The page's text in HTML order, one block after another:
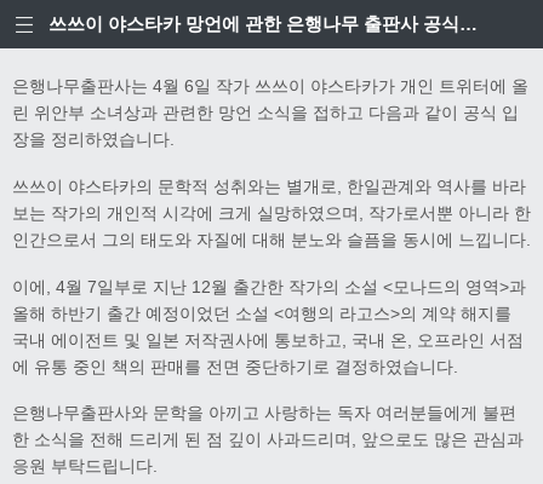
쓰쓰이 야스타카 망언에 관한 은행나무 출판사 공식입장
은행나무출판사는 4월 6일 작가 쓰쓰이 야스타카가 개인 트위터에 올
린 위안부 소녀상과 관련한 망언 소식을 접하고 다음과 같이 공식 입
장을 정리하였습니다.
쓰쓰이 야스타카의 문학적 성취와는 별개로, 한일관계와 역사를 바라
보는 작가의 개인적 시각에 크게 실망하였으며, 작가로서뿐 아니라 한
인간으로서 그의 태도와 자질에 대해 분노와 슬픔을 동시에 느낍니다.
이에, 4월 7일부로 지난 12월 출간한 작가의 소설 <모나드의 영역>과
올해 하반기 출간 예정이었던 소설 <여행의 라고스>의 계약 해지를
국내 에이전트 및 일본 저작권사에 통보하고, 국내 온, 오프라인 서점
에 유통 중인 책의 판매를 전면 중단하기로 결정하였습니다.
은행나무출판사와 문학을 아끼고 사랑하는 독자 여러분들에게 불편
한 소식을 전해 드리게 된 점 깊이 사과드리며, 앞으로도 많은 관심과
응원 부탁드립니다.